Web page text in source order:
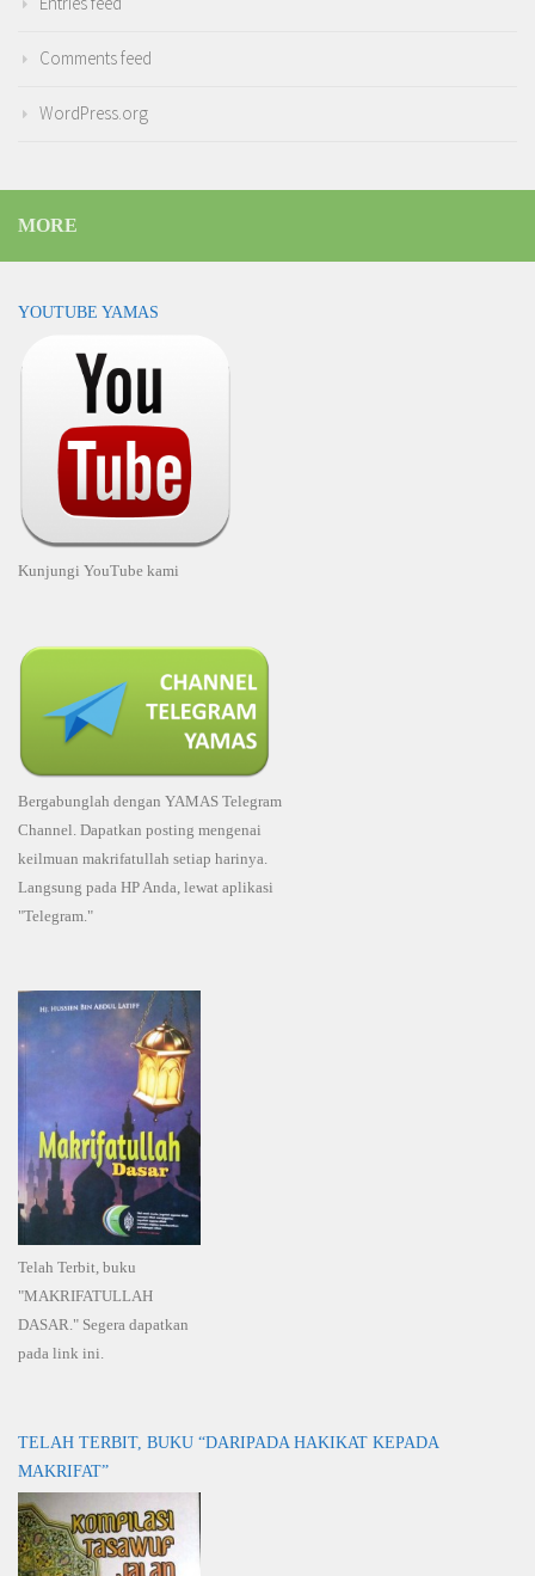
Comments feed
WordPress.org
MORE
YOUTUBE YAMAS
Kunjungi YouTube kami
Bergabunglah dengan YAMAS Telegram
Channel. Dapatkan posting mengenai
keilmuan makrifatullah setiap harinya.
Langsung pada HP Anda, lewat aplikasi
"Telegram."
Telah Terbit, buku
"MAKRIFATULLAH
DASAR." Segera dapatkan
pada link ini.
TELAH TERBIT, BUKU “DARIPADA HAKIKAT KEPADA
MAKRIFAT”